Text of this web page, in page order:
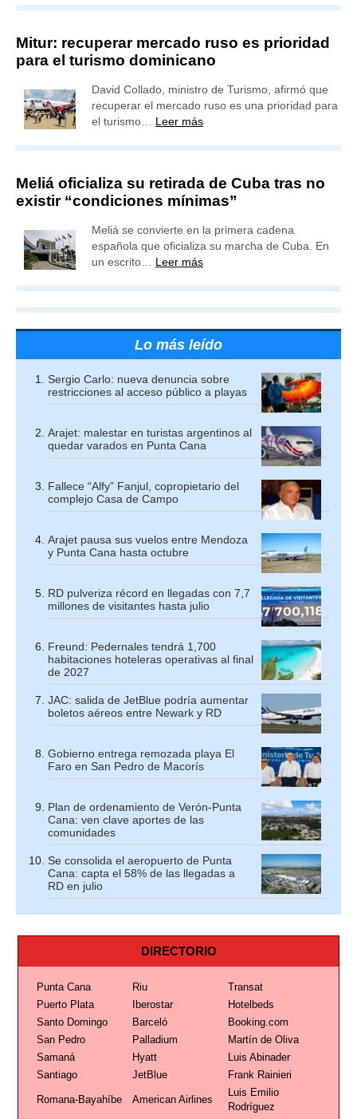
Mitur: recuperar mercado ruso es prioridad
para el turismo dominicano
David Collado, ministro de Turismo, afirmó que
recuperar el mercado ruso es una prioridad para
el turismo… Leer más
Meliá oficializa su retirada de Cuba tras no
existir “condiciones mínimas”
Meliá se convierte en la primera cadena
española que oficializa su marcha de Cuba. En
un escrito… Leer más
Lo más leído
Sergio Carlo: nueva denuncia sobre
restricciones al acceso público a playas
Arajet: malestar en turistas argentinos al
quedar varados en Punta Cana
Fallece “Alfy” Fanjul, copropietario del
complejo Casa de Campo
Arajet pausa sus vuelos entre Mendoza
y Punta Cana hasta octubre
RD pulveriza récord en llegadas con 7,7
millones de visitantes hasta julio
Freund: Pedernales tendrá 1,700
habitaciones hoteleras operativas al final
de 2027
JAC: salida de JetBlue podría aumentar
boletos aéreos entre Newark y RD
Gobierno entrega remozada playa El
Faro en San Pedro de Macorís
Plan de ordenamiento de Verón-Punta
Cana: ven clave aportes de las
comunidades
Se consolida el aeropuerto de Punta
Cana: capta el 58% de las llegadas a
RD en julio
DIRECTORIO
Punta Cana Riu
Transat
Puerto Plata
Iberostar
Hotelbeds
Santo Domingo
Barceló
Booking.com
San Pedro
Palladium
Martín de Oliva
Samaná
Hyatt
Luis Abinader
Santiago
JetBlue Frank Rainieri
Romana-Bayahíbe American Airlines
Luis Emilio
Rodríguez